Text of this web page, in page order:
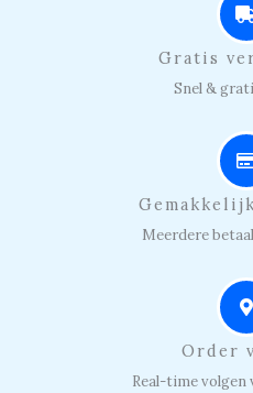
Gratis
Snel &
Meerdere
Order
Real-time volgen